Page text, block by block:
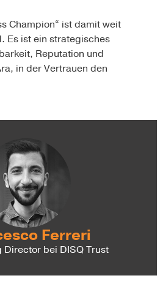
Champion“ ist damit weit
Es ist ein strategisches
Reputation und
in der Vertrauen den
Ferreri
Director bei DISQ Trust